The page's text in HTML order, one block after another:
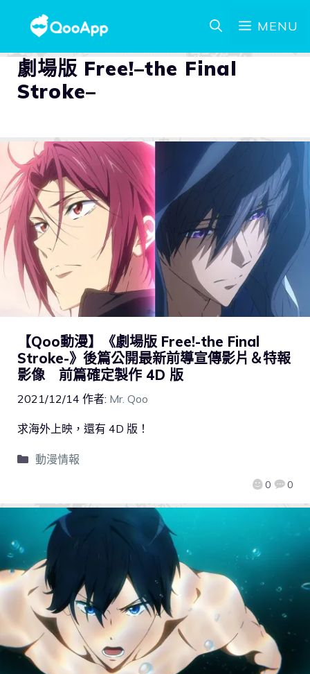
MENU
劇場版 Free!–the Final
Stroke–
【Qoo動漫】《劇場版 Free!-the Final
Stroke-》後篇公開最新前導宣傳影片＆特報
影像 前篇確定製作 4D 版
2021/12/14 作者: Mr. Qoo
0 0
求海外上映，還有 4D 版！
動漫情報